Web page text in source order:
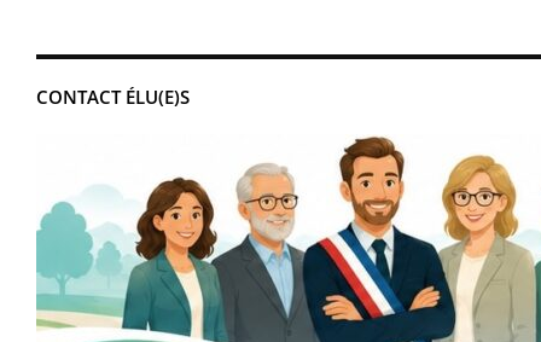
CONTACT ÉLU(E)S